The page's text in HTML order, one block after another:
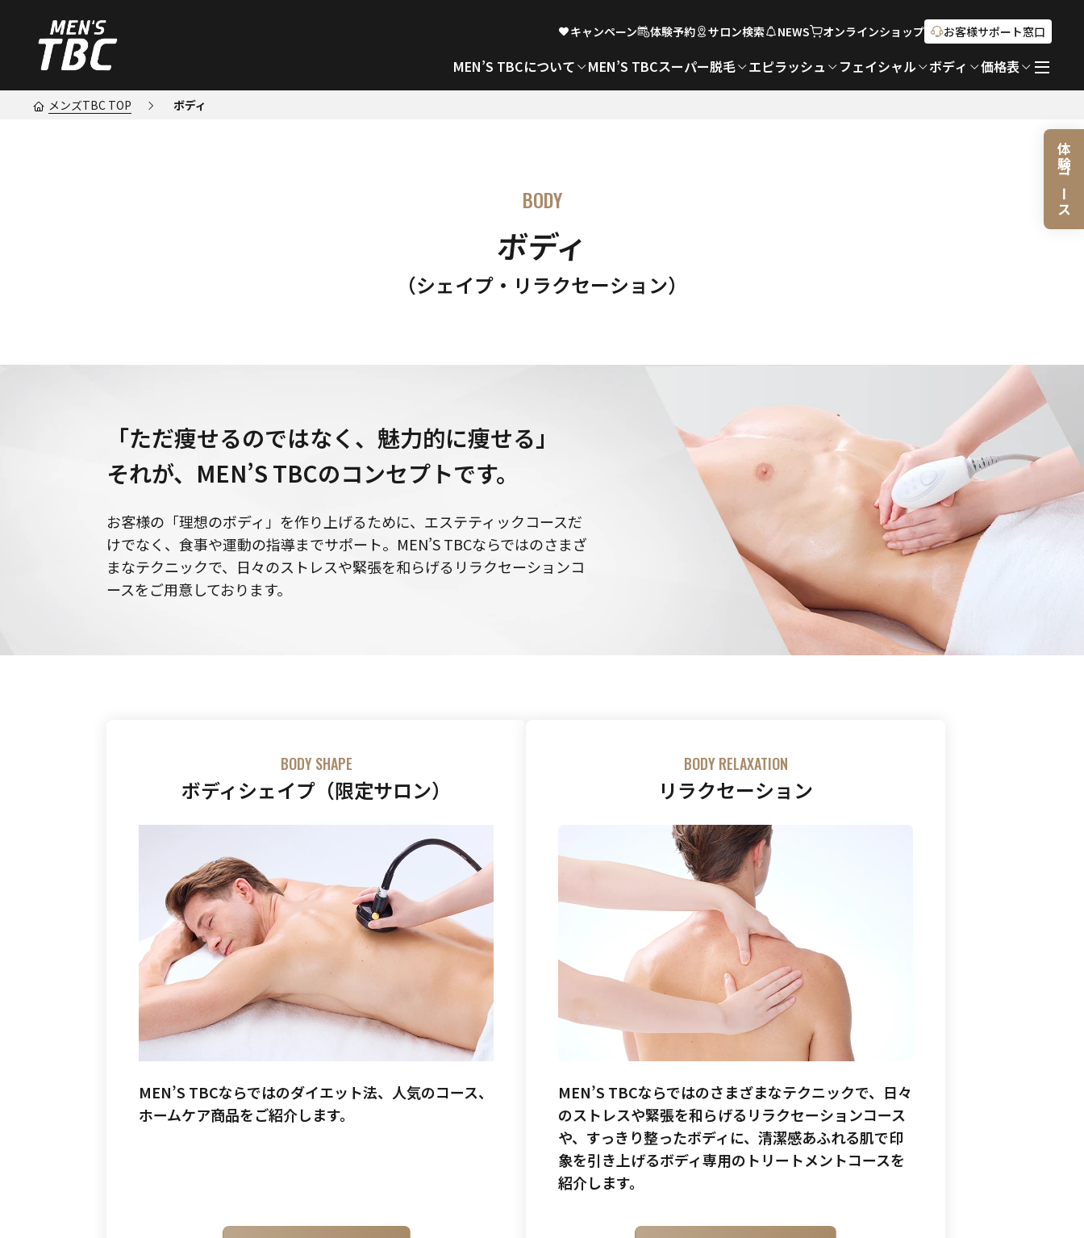
キャンペーン 体験予約 サロン検索 NEWS オンラインショップ お客様サポート窓口
MEN’S TBCについて MEN’S TBCスーパー脱毛 エピラッシュ フェイシャル ボディ 価格表
体験コース
メンズTBC TOP ボディ
BODY
ボディ
（シェイプ・リラクセーション）
「ただ痩せるのではなく、 魅力的に痩せる」
それが、 MEN’S TBCのコンセプトです。
お客様の「理想のボディ」を作り上げるために、エステティックコースだ
けでなく、食事や運動の指導までサポート。MEN’S TBCならではのさまざ
まなテクニックで、日々のストレスや緊張を和らげるリラクセーションコ
ースをご用意しております。
BODY SHAPE
ボディシェイプ（限定サロン）
MEN’S TBCならではのダイエット法、人気のコース、
ホームケア商品をご紹介します。
BODY RELAXATION
リラクセーション
MEN’S TBCならではのさまざまなテクニックで、日々
のストレスや緊張を和らげるリラクセーションコース
や、すっきり整ったボディに、清潔感あふれる肌で印
象を引き上げるボディ専用のトリートメントコースを
紹介します。